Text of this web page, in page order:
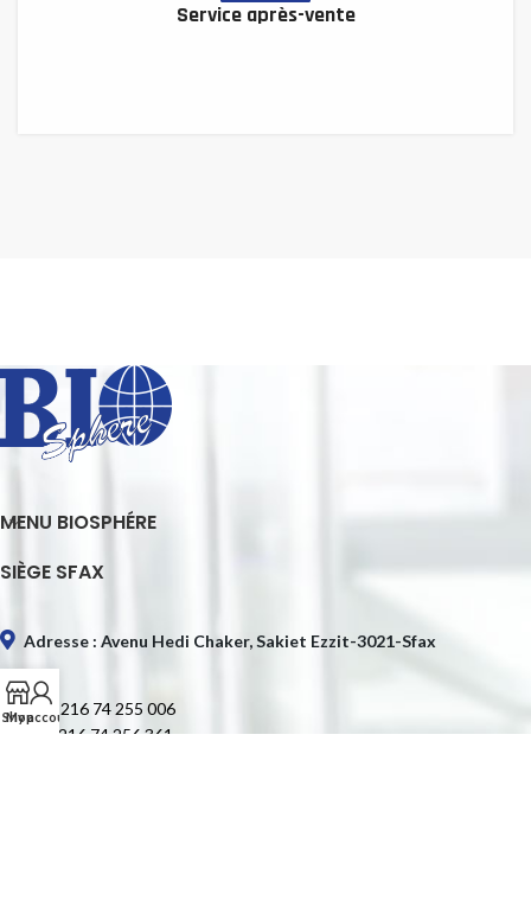
Service après-vente
MENU BIOSPHÉRE
SIÈGE SFAX
Adresse : Avenu Hedi Chaker, Sakiet Ezzit-3021-Sfax
Tél. : +216 74 255 006
Fax : +216 74 256 361
Shop
My account